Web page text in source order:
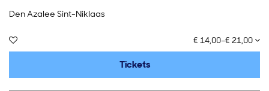
Den Azalee Sint-Niklaas
€ 14,00–€ 21,00
Tickets